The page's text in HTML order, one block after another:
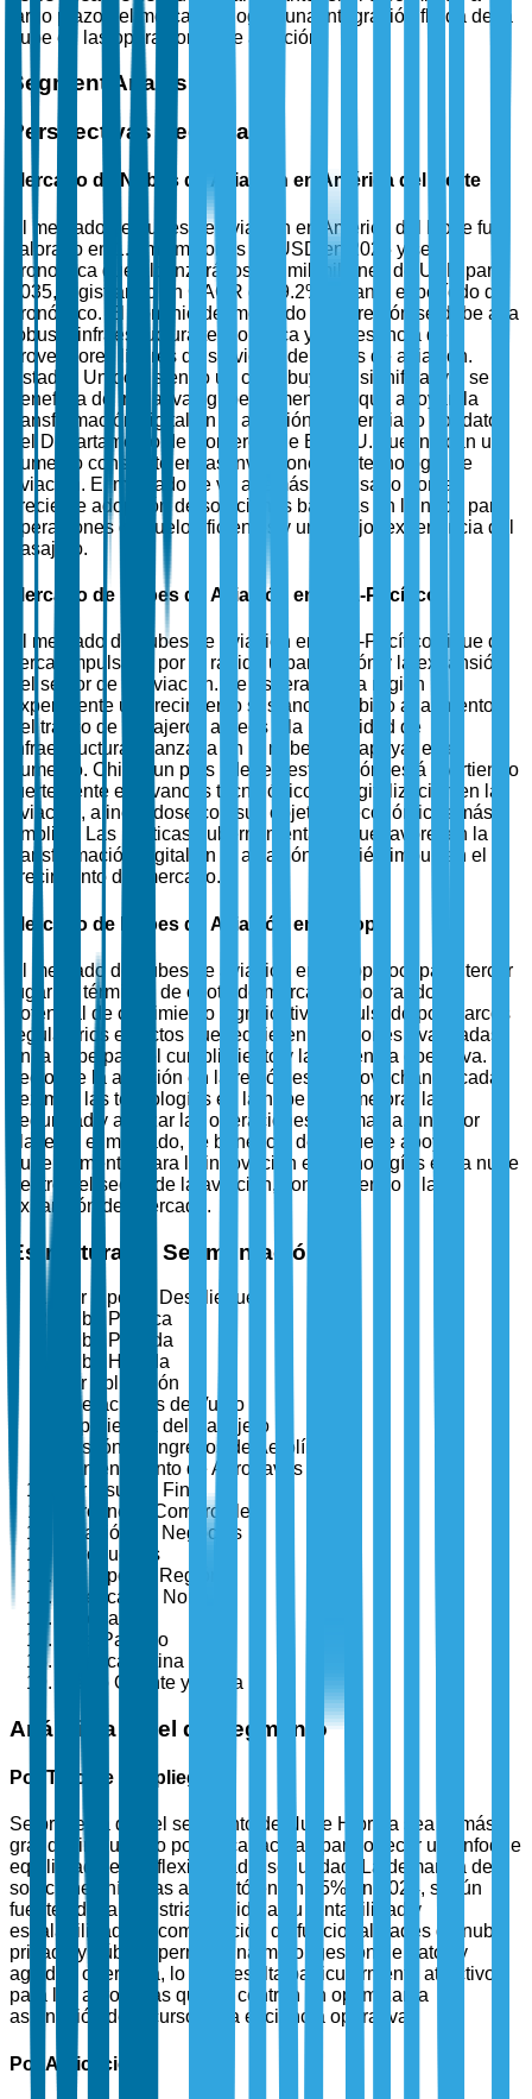
largo plazo del mercado y lograr una integración fluida de la
nube en las operaciones de aviación.
Segment Analysis
Perspectivas Regionales
Mercado de Nubes de Aviación en América del Norte
El mercado de nubes de aviación en América del Norte fue
valorado en 1.8 mil millones de USD en 2025 y se
pronostica que alcanzará los 4.5 mil millones de USD para
2035, registrando un CAGR del 9.2% durante el período de
pronóstico. El dominio del mercado en la región se debe a la
robusta infraestructura tecnológica y la presencia de
proveedores líderes de servicios de nubes de aviación.
Estados Unidos, siendo un contribuyente significativo, se
beneficia de iniciativas gubernamentales que apoyan la
transformación digital en la aviación, evidenciado por datos
del Departamento de Comercio de EE. UU. que indican un
aumento constante en las inversiones en tecnología de
aviación. El mercado se ve además impulsado por la
creciente adopción de soluciones basadas en la nube para
operaciones de vuelo eficientes y una mejor experiencia del
pasajero.
Mercado de Nubes de Aviación en Asia-Pacífico
El mercado de nubes de aviación en Asia-Pacífico sigue de
cerca, impulsado por la rápida urbanización y la expansión
del sector de la aviación. Se espera que la región
experimente un crecimiento sustancial debido al aumento
del tráfico de pasajeros aéreos y la necesidad de
infraestructura avanzada en la nube para apoyar este
aumento. China, un país líder en esta región, está invirtiendo
fuertemente en avances tecnológicos y digitalización en la
aviación, alineándose con sus objetivos económicos más
amplios. Las políticas gubernamentales que favorecen la
transformación digital en la aviación también impulsan el
crecimiento del mercado.
Mercado de Nubes de Aviación en Europa
El mercado de nubes de aviación en Europa ocupa el tercer
lugar en términos de cuota de mercado, mostrando un
potencial de crecimiento significativo impulsado por marcos
regulatorios estrictos que requieren soluciones avanzadas
en la nube para el cumplimiento y la eficiencia operativa. El
sector de la aviación en la región está aprovechando cada
vez más las tecnologías en la nube para mejorar la
seguridad y agilizar las operaciones. Alemania, un actor
clave en el mercado, se beneficia de un fuerte apoyo
gubernamental para la innovación en tecnologías en la nube
dentro del sector de la aviación, contribuyendo a la
expansión del mercado.
Estructura de Segmentación
Por Tipo de Despliegue
Nube Pública
Nube Privada
Nube Híbrida
Por Aplicación
Operaciones de Vuelo
Experiencia del Pasajero
Gestión de Ingresos de Aerolíneas
Mantenimiento de Aeronaves
Por Usuario Final
Aerolíneas Comerciales
Aviación de Negocios
Aeropuertos
Por Tipo de Región
América del Norte
Europa
Asia-Pacífico
América Latina
Medio Oriente y África
Análisis a Nivel de Segmento
Por Tipo de Despliegue
Se proyecta que el segmento de Nube Híbrida sea el más
grande, impulsado por su capacidad para ofrecer un enfoque
equilibrado entre flexibilidad y seguridad. La demanda de
soluciones híbridas aumentó en un 35% en 2024, según
fuentes de la industria, debido a su rentabilidad y
escalabilidad. La combinación de funcionalidades de nube
privada y pública permite una mejor gestión de datos y
agilidad operativa, lo que resulta particularmente atractivo
para las aerolíneas que se centran en optimizar la
asignación de recursos y la eficiencia operativa.
Por Aplicación